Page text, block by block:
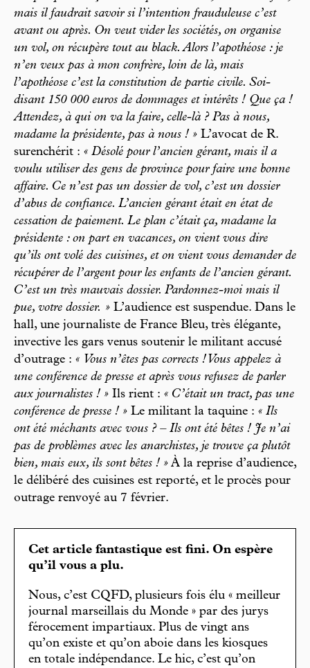
mais il faudrait savoir si l’intention frauduleuse c’est
avant ou après. On veut vider les sociétés, on organise
un vol, on récupère tout au black. Alors l’apothéose : je
n’en veux pas à mon confrère, loin de là, mais
l’apothéose c’est la constitution de partie civile. Soi-
disant 150 000 euros de dommages et intérêts ! Que ça !
Attendez, à qui on va la faire, celle-là ? Pas à nous,
madame la présidente, pas à nous ! » L’avocat de R.
surenchérit : « Désolé pour l’ancien gérant, mais il a
voulu utiliser des gens de province pour faire une bonne
affaire. Ce n’est pas un dossier de vol, c’est un dossier
d’abus de confiance. L’ancien gérant était en état de
cessation de paiement. Le plan c’était ça, madame la
présidente : on part en vacances, on vient vous dire
qu’ils ont volé des cuisines, et on vient vous demander de
récupérer de l’argent pour les enfants de l’ancien gérant.
C’est un très mauvais dossier. Pardonnez-moi mais il
pue, votre dossier. » L’audience est suspendue. Dans le
hall, une journaliste de France Bleu, très élégante,
invective les gars venus soutenir le militant accusé
d’outrage : « Vous n’êtes pas corrects ! Vous appelez à
une conférence de presse et après vous refusez de parler
aux journalistes ! » Ils rient : « C’était un tract, pas une
conférence de presse ! » Le militant la taquine : « Ils
ont été méchants avec vous ? – Ils ont été bêtes ! Je n’ai
pas de problèmes avec les anarchistes, je trouve ça plutôt
bien, mais eux, ils sont bêtes ! » À la reprise d’audience,
le délibéré des cuisines est reporté, et le procès pour
outrage renvoyé au 7 février.
Cet article fantastique est fini. On espère
qu’il vous a plu.
Nous, c’est CQFD, plusieurs fois élu « meilleur
journal marseillais du Monde » par des jurys
férocement impartiaux. Plus de vingt ans
qu’on existe et qu’on aboie dans les kiosques
en totale indépendance. Le hic, c’est qu’on